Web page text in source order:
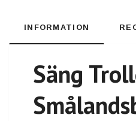
INFORMATION
Säng